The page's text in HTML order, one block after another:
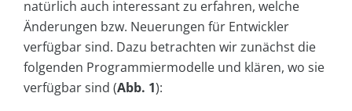
natürlich auch interessant zu erfahren, welche
Änderungen bzw. Neuerungen für Entwickler
verfügbar sind. Dazu betrachten wir zunächst die
folgenden Programmiermodelle und klären, wo sie
verfügbar sind (Abb. 1):